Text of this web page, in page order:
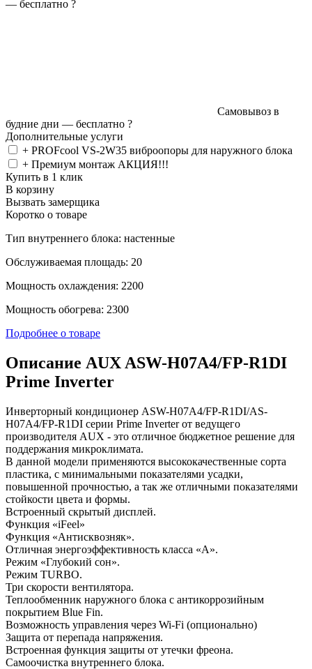
— бесплатно ?
Самовывоз в
будние дни — бесплатно ?
Дополнительные услуги
+ PROFcool VS-2W35 виброопоры для наружного блока
+ Премиум монтаж АКЦИЯ!!!
Купить в 1 клик
В корзину
Вызвать замерщика
Коротко о товаре
Тип внутреннего блока: настенные
Обслуживаемая площадь: 20
Мощность охлаждения: 2200
Мощность обогрева: 2300
Подробнее о товаре
Описание AUX ASW-H07A4/FP-R1DI
Prime Inverter
Инверторный кондиционер ASW-H07A4/FP-R1DI/AS-
H07A4/FP-R1DI серии Prime Inverter от ведущего
производителя AUX - это отличное бюджетное решение для
поддержания микроклимата.
В данной модели применяются высококачественные сорта
пластика, с минимальными показателями усадки,
повышенной прочностью, а так же отличными показателями
стойкости цвета и формы.
Встроенный скрытый дисплей.
Функция «iFeel»
Функция «Антисквозняк».
Отличная энергоэффективность класса «A».
Режим «Глубокий сон».
Режим TURBO.
Три скорости вентилятора.
Теплообменник наружного блока с антикоррозийным
покрытием Blue Fin.
Возможность управления через Wi-Fi (опционально)
Защита от перепада напряжения.
Встроенная функция защиты от утечки фреона.
Самоочистка внутреннего блока.